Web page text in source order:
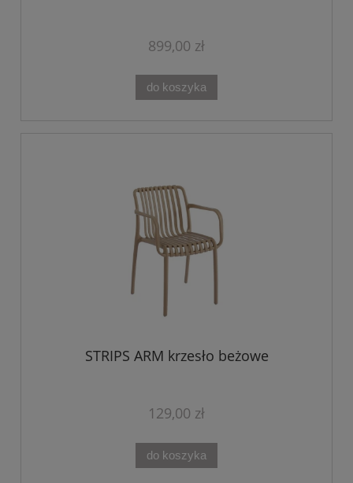
899,00 zł
do koszyka
STRIPS ARM krzesło beżowe
129,00 zł
do koszyka